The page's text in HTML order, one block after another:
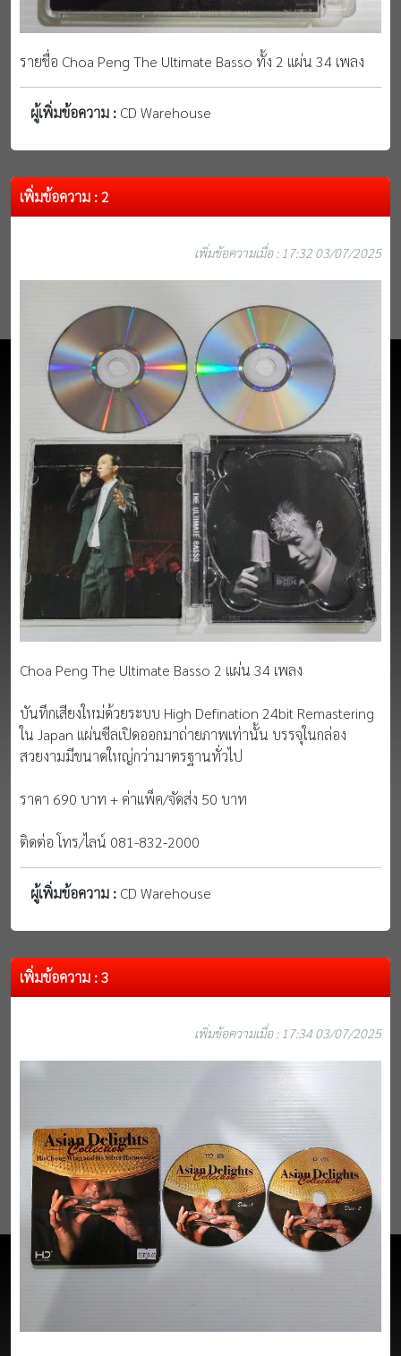
รายชื่อ Choa Peng The Ultimate Basso ทั้ง 2 แผ่น 34 เพลง
ผู้เพิ่มข้อความ : CD Warehouse
เพิ่มข้อความ : 2
เพิ่มข้อความเมื่อ : 17:32 03/07/2025
Choa Peng The Ultimate Basso 2 แผ่น 34 เพลง
บันทึกเสียงใหม่ด้วยระบบ High Defination 24bit Remastering
ใน Japan แผ่นซีลเปิดออกมาถ่ายภาพเท่านั้น บรรจุในกล่อง
สวยงามมีขนาดใหญ่กว่ามาตรฐานทั่วไป
ราคา 690 บาท + ค่าแพ็ค/จัดส่ง 50 บาท
ติดต่อ โทร/ไลน์ 081-832-2000
ผู้เพิ่มข้อความ : CD Warehouse
เพิ่มข้อความ : 3
เพิ่มข้อความเมื่อ : 17:34 03/07/2025